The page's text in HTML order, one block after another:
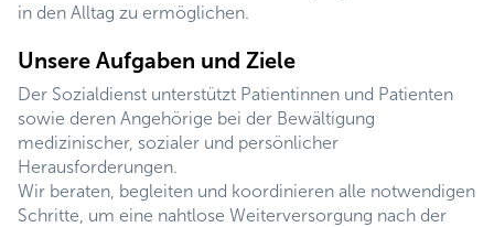
in den Alltag zu ermöglichen.
Unsere Aufgaben und Ziele
Der Sozialdienst unterstützt Patientinnen und Patienten
sowie deren Angehörige bei der Bewältigung
medizinischer, sozialer und persönlicher
Herausforderungen.
Wir beraten, begleiten und koordinieren alle notwendigen
Schritte, um eine nahtlose Weiterversorgung nach der